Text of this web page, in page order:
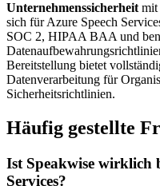
Unternehmenssicherheit mit
sich für Azure Speech
SOC 2, HIPAA BAA und
Bereitstellung bietet
Datenverarbeitung für
Sicherheitsrichtlinien.
Häufig gestellte
Ist Speakwise wirklich
Services?